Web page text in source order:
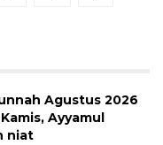
Agustus 2026
Ayyamul
niat